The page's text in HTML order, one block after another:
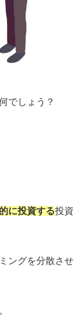
でしょう？
に投資する投資
ングを分散させ